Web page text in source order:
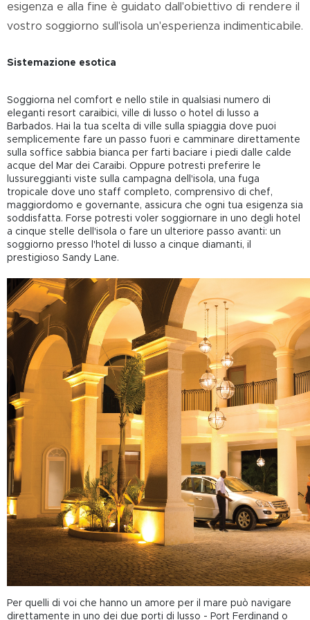
esigenza e alla fine è guidato dall'obiettivo di rendere il
vostro soggiorno sull'isola un'esperienza indimenticabile.
Sistemazione esotica
Soggiorna nel comfort e nello stile in qualsiasi numero di
eleganti resort caraibici, ville di lusso o hotel di lusso a
Barbados. Hai la tua scelta di ville sulla spiaggia dove puoi
semplicemente fare un passo fuori e camminare direttamente
sulla soffice sabbia bianca per farti baciare i piedi dalle calde
acque del Mar dei Caraibi. Oppure potresti preferire le
lussureggianti viste sulla campagna dell'isola, una fuga
tropicale dove uno staff completo, comprensivo di chef,
maggiordomo e governante, assicura che ogni tua esigenza sia
soddisfatta. Forse potresti voler soggiornare in uno degli hotel
a cinque stelle dell'isola o fare un ulteriore passo avanti: un
soggiorno presso l'hotel di lusso a cinque diamanti, il
prestigioso Sandy Lane.
Per quelli di voi che hanno un amore per il mare può navigare
direttamente in uno dei due porti di lusso - Port Ferdinand o